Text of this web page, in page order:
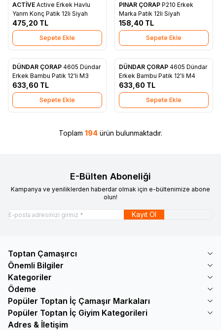
Favorilere Ekle
ACTİVE Active Erkek Havlu
Yarım Konç Patik 12li Siyah
475,20 TL
Sepete Ekle
Favorilere Ekle
PINAR ÇORAP P210 Erkek
Marka Patik 12li Siyah
158,40 TL
Sepete Ekle
Favorilere Ekle
DÜNDAR ÇORAP 4605 Dündar
Erkek Bambu Patik 12'li M3
633,60 TL
Sepete Ekle
Favorilere Ekle
DÜNDAR ÇORAP 4605 Dündar
Erkek Bambu Patik 12'li M4
633,60 TL
Sepete Ekle
Toplam 194 ürün bulunmaktadır.
E-Bülten Aboneliği
Kampanya ve yeniliklerden haberdar olmak için e-bültenimize abone
olun!
Kayıt Ol
Toptan Çamaşırcı
Önemli Bilgiler
Kategoriler
Ödeme
Popüler Toptan İç Çamaşır Markaları
Popüler Toptan İç Giyim Kategorileri
Adres & İletişim